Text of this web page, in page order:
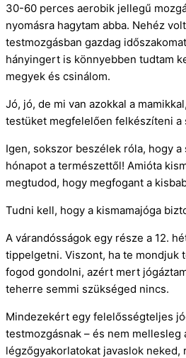
30-60 perces aerobik jellegű
nyomásra hagytam abba. Nehéz
testmozgásban gazdag
hányingert is könnyebben tudtam
megyek és csinálom.
Jó, jó, de mi van azokkal a
testüket megfelelően felkészíteni a
Igen, sokszor beszélek róla, hogy
hónapot a természettől! Amióta
megtudod, hogy megfogant a
Tudni kell, hogy a kismamajóga
A várandósságok egy része a 12.
tippelgetni. Viszont, ha te mondjuk
fogod gondolni, azért mert
teherre semmi szükséged nincs.
Mindezekért egy felelősségteljes
testmozgásnak – és nem
légzőgyakorlatokat javaslok